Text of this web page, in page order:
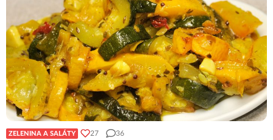
ZELENINA A SALÁTY 27 36